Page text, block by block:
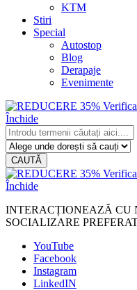
KTM
Stiri
Special
Autostop
Blog
Derapaje
Evenimente
Închide
CAUTĂ
Închide
INTERACȚIONEAZĂ CU
SOCIALIZARE
YouTube
Facebook
Instagram
LinkedIN